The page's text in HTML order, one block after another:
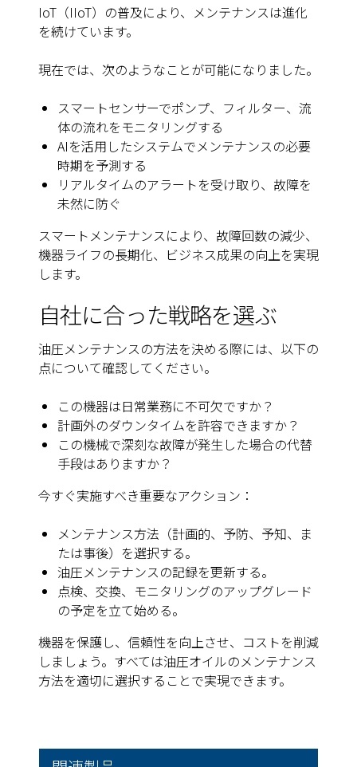
IoT（IIoT）の普及により、メンテナンスは進化
を続けています。
現在では、次のようなことが可能になりました。
スマートセンサーでポンプ、フィルター、流
体の流れをモニタリングする
AIを活用したシステムでメンテナンスの必要
時期を予測する
リアルタイムのアラートを受け取り、故障を
未然に防ぐ
スマートメンテナンスにより、故障回数の減少、
機器ライフの長期化、ビジネス成果の向上を実現
します。
自社に合った戦略を選ぶ
油圧メンテナンスの方法を決める際には、以下の
点について確認してください。
この機器は日常業務に不可欠ですか？
計画外のダウンタイムを許容できますか？
この機械で深刻な故障が発生した場合の代替
手段はありますか？
今すぐ実施すべき重要なアクション：
メンテナンス方法（計画的、予防、予知、ま
たは事後）を選択する。
油圧メンテナンスの記録を更新する。
点検、交換、モニタリングのアップグレード
の予定を立て始める。
機器を保護し、信頼性を向上させ、コストを削減
しましょう。すべては油圧オイルのメンテナンス
方法を適切に選択することで実現できます。